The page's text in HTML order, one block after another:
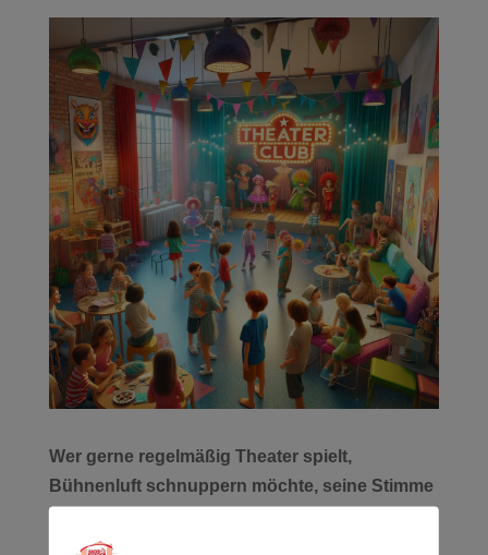
Wer gerne regelmäßig Theater spielt,
Bühnenluft schnuppern möchte, seine Stimme
ausprobieren möchte – wissen möchte, wie
sich Applaus anfühlt, ist bei uns im CLUB